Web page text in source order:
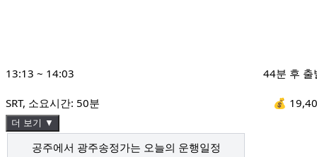
13:13 ~ 14:03 44분 후 출
SRT, 소요시간: 50분 💰
더 보기 ▼
공주에서 광주송정가는 오늘의 운행일정